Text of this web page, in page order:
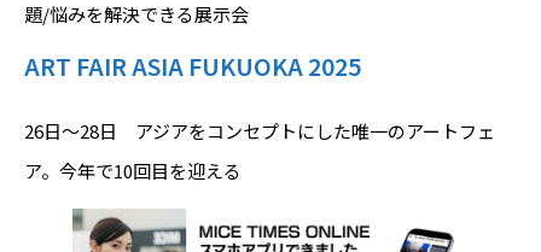
題/悩みを解決できる展示会
ART FAIR ASIA FUKUOKA 2025
26日～28日 アジアをコンセプトにした唯一のアートフェ
ア。今年で10回目を迎える